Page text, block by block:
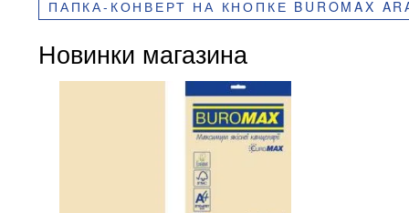
ПАПКА-КОНВЕРТ НА КНОПКЕ BUROMAX
Новинки магазина